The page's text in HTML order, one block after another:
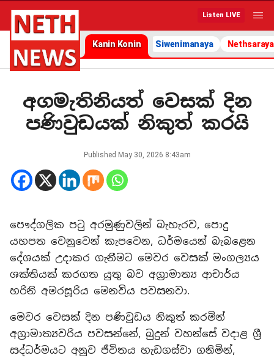
Listen LIVE
Kanin Konin Siwenimanaya Nethsaraya
අගමැතිනියත් වෙසක් දින
පණිවුඩයක් නිකුත් කරයි
Published May 30, 2026 8:43am
පෞද්ගලික පටු අරමුණුවලින් බැහැරව, පොදු
යහපත වෙනුවෙන් කැපවෙන, ධර්මයෙන් බැබළෙන
දේශයක් උදාකර ගැනීමට මෙවර වෙසක් මංගල්‍යය
ශක්තියක් කරගත යුතු බව අග්‍රාමාත්‍ය ආචාර්ය
හරිනි අමරසූරිය මෙනවිය පවසනවා.
මෙවර වෙසක් දින පණිවුඩය නිකුත් කරමින්
අග්‍රාමාත්‍යවරිය පවසන්නේ, බුදුන් වහන්සේ වදාළ ශ්‍රී
සද්ධර්මයට අනුව ජීවිතය හැඩගස්වා ගනිමින්,